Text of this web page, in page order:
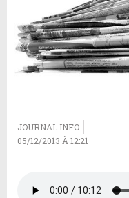
JOURNAL INFO
05/12/2013 À 12:21